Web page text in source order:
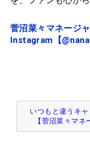
菅沼菜々マネージ
Instagram【
いつもと違うキ
【菅沼菜々マ